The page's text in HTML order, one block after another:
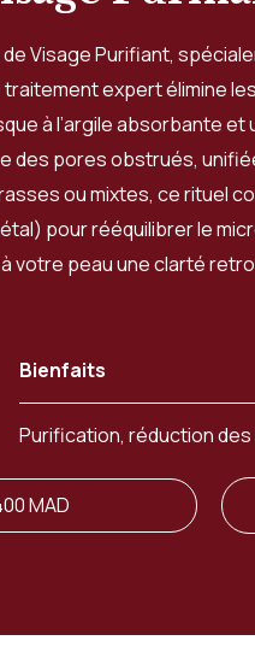
Visage Purifiant,
expert élimine
à l’argile absorbante
des pores obstrués,
ou mixtes, ce rituel
pour rééquilibrer le
votre peau une clarté
Bienfaits
Purification, réduction
MAD